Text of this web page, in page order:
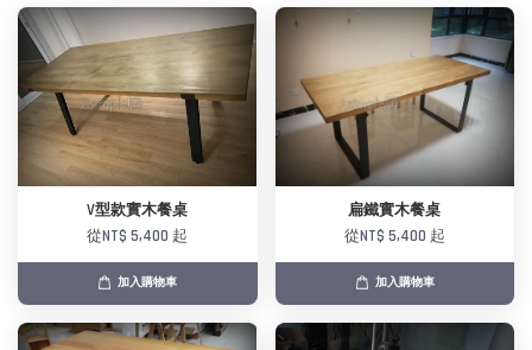
V型款實木餐桌
從NT$ 5,400 起
加入購物車
扁鐵實木餐桌
從NT$ 5,400 起
加入購物車